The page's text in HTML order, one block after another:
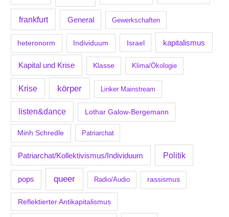
frankfurt General Gewerkschaften
heteronorm Individuum Israel kapitalismus
Kapital und Krise Klasse Klima/Ökologie
Krise körper Linker Mainstream
listen&dance Lothar Galow-Bergemann
Minh Schredle Patriarchat
Patriarchat/Kollektivismus/Individuum Politik
pops queer Radio/Audio rassismus
Reflektierter Antikapitalismus